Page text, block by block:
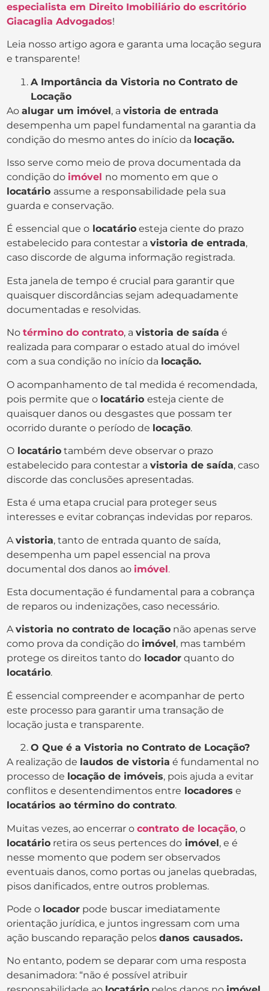
especialista em Direito Imobiliário do escritório
Giacaglia Advogados!
Leia nosso artigo agora e garanta uma locação segura
e transparente!
A Importância da Vistoria no Contrato de
Locação
Aoalugar um imóvel, avistoria de entrada
desempenha um papel fundamental na garantia da
condição do mesmo antes do início da locação.
Isso serve como meio de prova documentada da
condição do imóvel no momento em que o
locatário assume a responsabilidade pela sua
guarda e conservação.
É essencial que o locatário esteja ciente do prazo
estabelecido para contestar avistoria de entrada,
caso discorde de alguma informação registrada.
Esta janela de tempo é crucial para garantir que
quaisquer discordâncias sejam adequadamente
documentadas e resolvidas.
Notérmino do contrato, avistoria de saída é
realizada para comparar o estado atual do imóvel
com a sua condição no início da locação.
O acompanhamento de tal medida é recomendada,
pois permite que o locatárioesteja ciente de
quaisquer danos ou desgastes que possam ter
ocorrido durante o período de locação.
O locatário também deve observar o prazo
estabelecido para contestar avistoria de saída, caso
discorde das conclusões apresentadas.
Esta é uma etapa crucial para proteger seus
interesses e evitar cobranças indevidas por reparos.
Avistoria, tanto de entrada quanto de saída,
desempenha um papel essencial na prova
documental dos danos ao imóvel.
Esta documentação é fundamental para a cobrança
de reparos ou indenizações, caso necessário.
Avistoria no contrato de locação não apenas serve
como prova da condição do imóvel , mas também
protege os direitos tanto do locador quanto do
locatário.
É essencial compreender e acompanhar de perto
este processo para garantir uma transação de
locação justa e transparente.
O Que é a Vistoria no Contrato de Locação?
A realização de laudos de vistoria é fundamental no
processo de locação de imóveis, pois ajuda a evitar
conflitos e desentendimentos entre locadores e
locatários ao término do contrato.
Muitas vezes, ao encerrar ocontrato de locação, o
locatário retira os seus pertences do imóvel, e é
nesse momento que podem ser observados
eventuais danos, como portas ou janelas quebradas,
pisos danificados, entre outros problemas.
Pode o locador pode buscar imediatamente
orientação jurídica, e juntos ingressam com uma
ação buscando reparação pelosdanos causados.
No entanto, podem se deparar com uma resposta
desanimadora: “não é possível atribuir